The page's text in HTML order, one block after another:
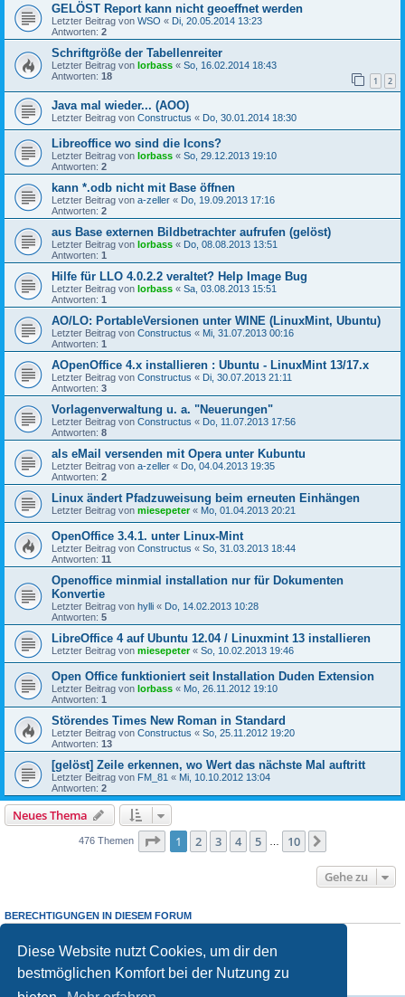
Diese Website nutzt Cookies, um dir den
bestmöglichen Komfort bei der Nutzung zu
GELÖST Report kann nicht geoeffnet werden
Letzter Beitrag von WSO « Di, 20.05.2014 13:23
Antworten: 2
Schriftgröße der Tabellenreiter
Letzter Beitrag von lorbass « So, 16.02.2014 18:43
Antworten: 18 1 2
Java mal wieder... (AOO)
Letzter Beitrag von Constructus « Do, 30.01.2014 18:30
Libreoffice wo sind die Icons?
Letzter Beitrag von lorbass « So, 29.12.2013 19:10
Antworten: 2
kann *.odb nicht mit Base öffnen
Letzter Beitrag von a-zeller « Do, 19.09.2013 17:16
Antworten: 2
aus Base externen Bildbetrachter aufrufen (gelöst)
Letzter Beitrag von lorbass « Do, 08.08.2013 13:51
Antworten: 1
Hilfe für LLO 4.0.2.2 veraltet? Help Image Bug
Letzter Beitrag von lorbass « Sa, 03.08.2013 15:51
Antworten: 1
AO/LO: PortableVersionen unter WINE (LinuxMint, Ubuntu)
Letzter Beitrag von Constructus « Mi, 31.07.2013 00:16
Antworten: 1
AOpenOffice 4.x installieren : Ubuntu - LinuxMint 13/17.x
Letzter Beitrag von Constructus « Di, 30.07.2013 21:11
Antworten: 3
Vorlagenverwaltung u. a. "Neuerungen"
Letzter Beitrag von Constructus « Do, 11.07.2013 17:56
Antworten: 8
als eMail versenden mit Opera unter Kubuntu
Letzter Beitrag von a-zeller « Do, 04.04.2013 19:35
Antworten: 2
Linux ändert Pfadzuweisung beim erneuten Einhängen
Letzter Beitrag von miesepeter« Mo, 01.04.2013 20:21
OpenOffice 3.4.1. unter Linux-Mint
Letzter Beitrag von Constructus « So, 31.03.2013 18:44
Antworten: 11
Openoffice minmial installation nur für Dokumenten
Konvertie
Letzter Beitrag von hylli « Do, 14.02.2013 10:28
Antworten: 5
LibreOffice 4 auf Ubuntu 12.04 / Linuxmint 13 installieren
Letzter Beitrag von miesepeter« So, 10.02.2013 19:46
Open Office funktioniert seit Installation Duden Extension
Letzter Beitrag von lorbass « Mo, 26.11.2012 19:10
Antworten: 1
Störendes Times New Roman in Standard
Letzter Beitrag von Constructus « So, 25.11.2012 19:20
Antworten: 13
[gelöst] Zeile erkennen, wo Wert das nächste Mal auftritt
Letzter Beitrag von FM_81 « Mi, 10.10.2012 13:04
Antworten: 2
Neues Thema
476 Themen Seite 1von 10
1 2 3 4 5 10
Gehe zu
BERECHTIGUNGEN IN DIESEM FORUM
Dudarfst
Antworten zu Themen in diesem Forum erstellen.
Du darfst deine Beiträge in diesem Forumnichtändern.
Du darfst deine Beiträge in diesem Forum nicht löschen.
keine